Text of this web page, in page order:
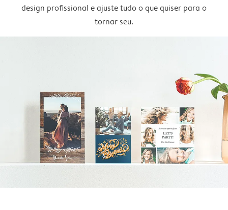
design profissional e ajuste tudo o que quiser para o
tornar seu.